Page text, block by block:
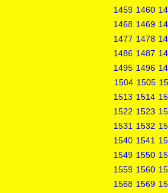
1459 1460
1468 1469
1477 1478
1486 1487
1495 1496
1504 1505
1513 1514
1522 1523
1531 1532
1540 1541
1549 1550
1559 1560
1568 1569